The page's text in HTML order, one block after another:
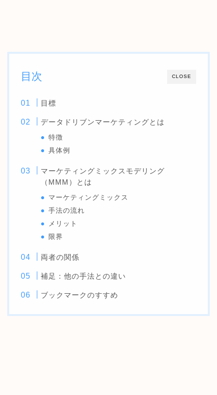
CLOSE
目次
目標
データドリブンマーケティングとは
特徴
具体例
マーケティングミックスモデリング
（MMM）とは
マーケティングミックス
手法の流れ
メリット
限界
両者の関係
補足：他の手法との違い
ブックマークのすすめ